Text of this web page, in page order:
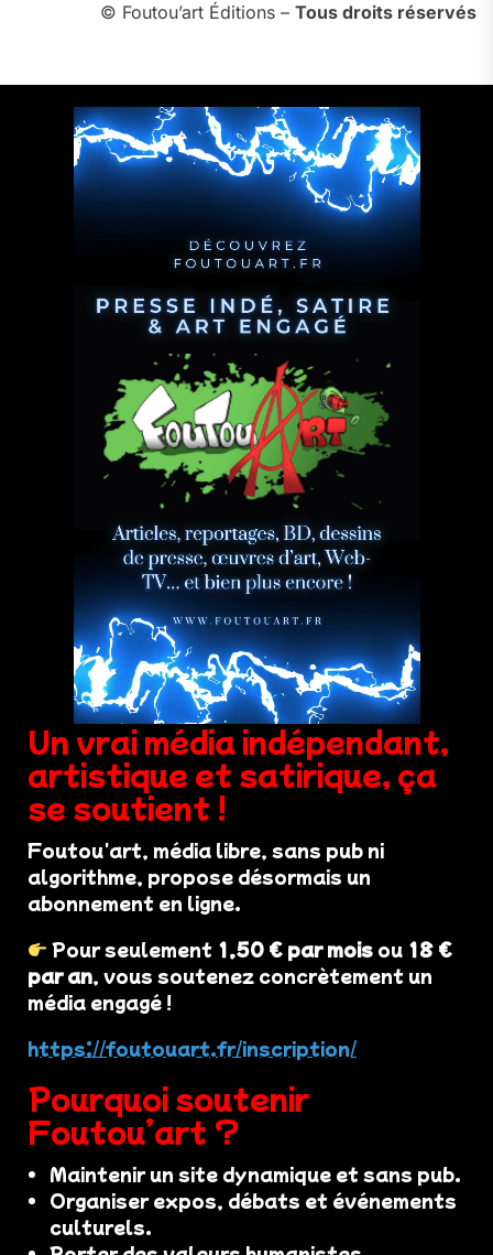
© Foutou’art Éditions – Tous droits réservés
Un vrai média indépendant,
artistique et satirique, ça
se soutient !
Foutou'art, média libre, sans pub ni
algorithme, propose désormais un
abonnement en ligne.
Pour seulement 1,50 € par mois ou 18 €
par an, vous soutenez concrètement un
média engagé !
https://foutouart.fr/inscription/
Pourquoi soutenir
Foutou’art ?
Maintenir un site dynamique et sans pub.
Organiser expos, débats et événements
culturels.